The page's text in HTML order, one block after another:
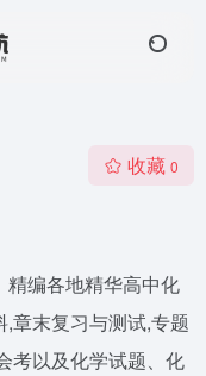
收藏 0
精编各地精华高中化
章末复习与测试,专题
考以及化学试题、化